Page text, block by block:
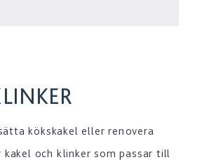
kökskakel eller renovera
kakel och klinker som passar till